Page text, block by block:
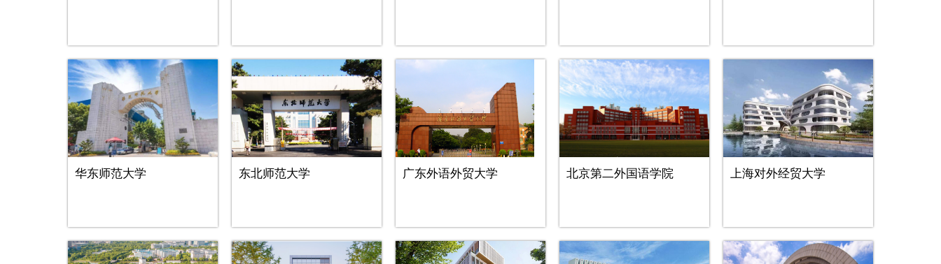
华东师范大学 东北师范大学 广东外语外贸大学 北京第二外国语学院 上海对外经贸大学